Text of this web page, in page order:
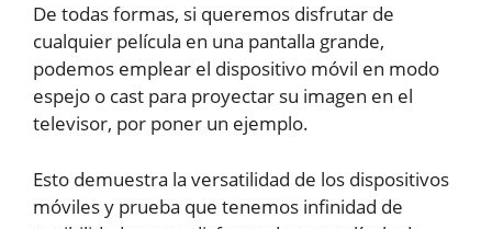
De todas formas, si queremos disfrutar de
cualquier película en una pantalla grande,
podemos emplear el dispositivo móvil en modo
espejo o cast para proyectar su imagen en el
televisor, por poner un ejemplo.
Esto demuestra la versatilidad de los dispositivos
móviles y prueba que tenemos infinidad de